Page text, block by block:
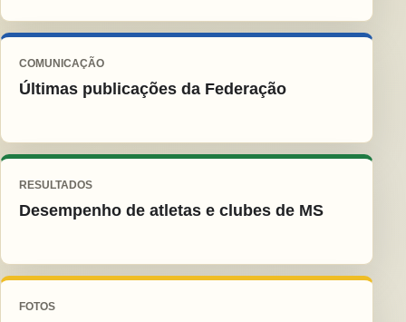
COMUNICAÇÃO
Últimas publicações da Federação
RESULTADOS
Desempenho de atletas e clubes de MS
FOTOS